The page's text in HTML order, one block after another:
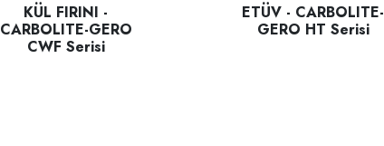
KÜL FIRINI -
CARBOLITE-GERO
CWF Serisi
ETÜV - CARBOLITE-
GERO HT Serisi